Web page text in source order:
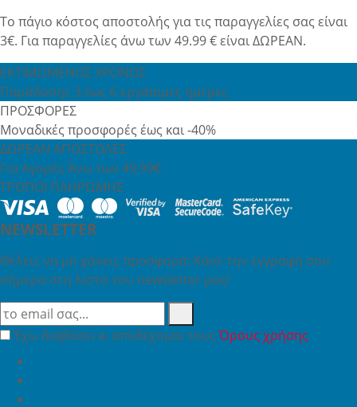
Το πάγιο κόστος αποστολής για τις παραγγελίες σας είναι
3€. Για παραγγελίες άνω των 49.99 € είναι ΔΩΡΕΑΝ.
ΕΚΤΙΜΩΜΕΝΟΣ ΧΡΟΝΟΣ
Παράδοσης 3 έως 6 εργάσιμες ημέρες
ΠΡΟΣΦΟΡΕΣ
Μοναδικές προσφορές έως και -40%
ΔΩΡΕΑΝ ΑΠΟΣΤΟΛΕΣ
Για Αγορές Άνω των 49,99€
ΤΡΟΠΟΙ ΠΛΗΡΩΜΗΣ
NEWSLETTER
Θέλεις να μη χάνεις προσφορά; Κάνε την εγγραφή σου
σήμερα στη λίστα του newsletter μας!
Έχω διαβάσει κι αποδέχομαι τουςΌρους χρήσης